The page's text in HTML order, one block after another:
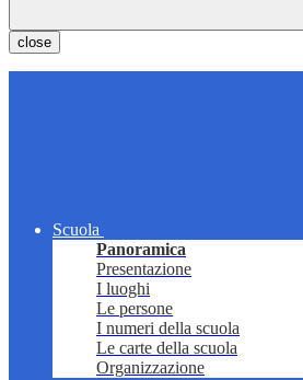
close
Scuola
Panoramica
Presentazione
I luoghi
Le persone
I numeri della scuola
Le carte della scuola
Organizzazione